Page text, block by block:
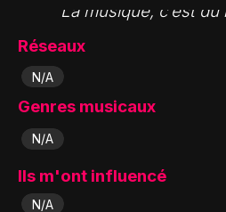
"La musique, c’est
Réseaux
N/A
Genres musicaux
N/A
Ils m'ont influencé
N/A